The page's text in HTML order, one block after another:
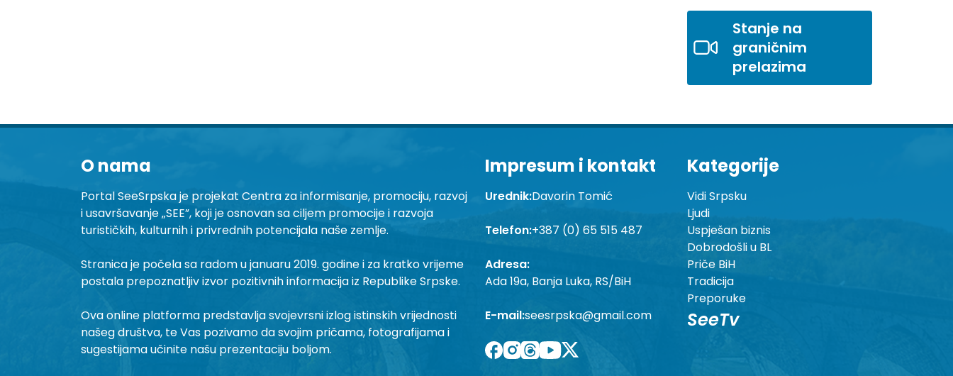
Stanje na
graničnim
prelazima
O nama
Portal SeeSrpska je projekat Centra za informisanje, promociju, razvoj
i usavršavanje „SEE”, koji je osnovan sa ciljem promocije i razvoja
turističkih, kulturnih i privrednih potencijala naše zemlje.
Stranica je počela sa radom u januaru 2019. godine i za kratko vrijeme
postala prepoznatljiv izvor pozitivnih informacija iz Republike Srpske.
Ova online platforma predstavlja svojevrsni izlog istinskih vrijednosti
našeg društva, te Vas pozivamo da svojim pričama, fotografijama i
sugestijama učinite našu prezentaciju boljom.
Impresum i kontakt
Urednik:Davorin Tomić
Telefon:+387 (0) 65 515 487
Adresa:
Ada 19a, Banja Luka, RS/BiH
E-mail:seesrpska@gmail.com
Kategorije
Vidi Srpsku
Ljudi
Uspješan biznis
Dobrodošli u BL
Priče BiH
Tradicija
Preporuke
SeeTv